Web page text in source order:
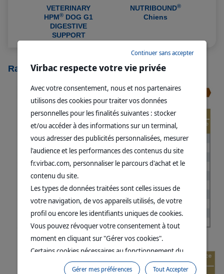
VETERINARY
HPM® DOG G1
DIGESTIVE
SUPPORT
NUTRIBOUND®
Chiens
Ration quotidienne & Ingrédients
Virbac respecte votre vie privée
Avec votre consentement, nous et nos partenaires
utilisons des cookies pour traiter vos données
personnelles pour les finalités suivantes : stocker
et/ou accéder à des informations sur un terminal,
vous adresser des publicités personnalisées, mesurer
l'audience et les performances des contenus du site
fr.virbac.com, personnaliser le parcours d'achat et le
contenu du site.
Les types de données traitées sont celles issues de
votre navigation, de vos appareils utilisés, de votre
profil ou encore les identifiants uniques de cookies.
Vous pouvez révoquer votre consentement à tout
moment en cliquant sur "Gérer vos cookies".
Certains cookies nécessaires au fonctionnement du
site sont déposés sans votre consentement. Ils
Continuer sans accepter
Tout Accepter
Gérer mes préférences